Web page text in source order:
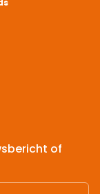
of